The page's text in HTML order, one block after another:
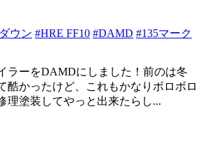
ウン #HRE FF10 #DAMD #135マーク
ラーをDAMDにしました！前のは冬
酷かったけど、これもかなりボロボロ
理塗装してやっと出来たらし...